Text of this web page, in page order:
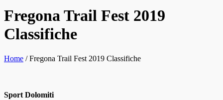
Fregona Trail Fest 2019
Classifiche
Home /Fregona Trail Fest 2019 Classifiche
Sport Dolomiti